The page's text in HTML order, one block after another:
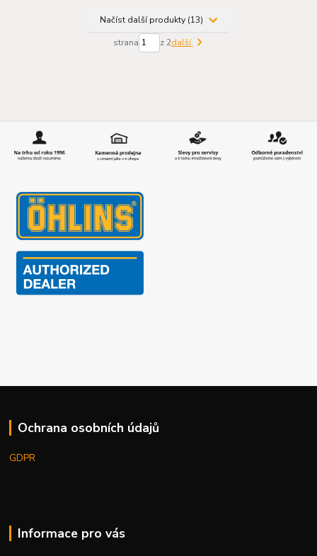
Načíst další produkty (13)
strana z 2další
Ochrana osobních údajů
GDPR
Informace pro vás